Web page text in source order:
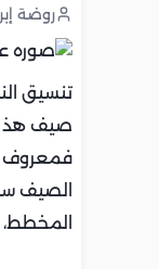
روضة
تنسيق
صيف هذ
فمعروف
الصيف